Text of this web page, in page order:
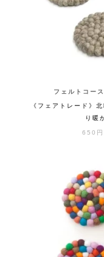
フェルトコ
《フェアトレード》
り暖
650